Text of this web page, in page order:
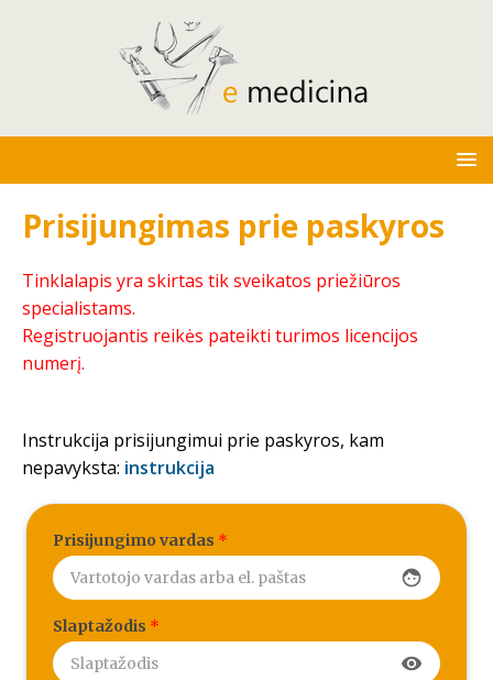
Prisijungimas prie paskyros
Tinklalapis yra skirtas tik sveikatos priežiūros
specialistams.
Registruojantis reikės pateikti turimos licencijos
numerį.
Instrukcija prisijungimui prie paskyros, kam
nepavyksta: instrukcija
Prisijungimo vardas *
face
Slaptažodis *
visibility